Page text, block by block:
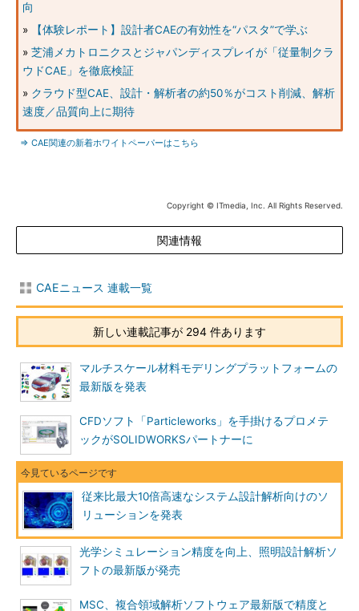
向
»
【体験レポート】設計者CAEの有効性を“パスタ”で学ぶ
» 芝浦メカトロニクスとジャパンディスプレイが「従量制クラ
ウドCAE」を徹底検証
» クラウド型CAE、設計・解析者の約50％がコスト削減、解析
速度／品質向上に期待
⇒ CAE関連の新着ホワイトペーパーはこちら
Copyright © ITmedia, Inc. All Rights Reserved.
関連情報
CAEニュース 連載一覧
新しい連載記事が 294 件あります
マルチスケール材料モデリングプラットフォームの
最新版を発表
CFDソフト「Particleworks」を手掛けるプロメテ
ックがSOLIDWORKSパートナーに
従来比最大10倍高速なシステム設計解析向けのソ
リューションを発表
光学シミュレーション精度を向上、照明設計解析ソ
フトの最新版が発売
MSC、複合領域解析ソフトウェア最新版で精度と